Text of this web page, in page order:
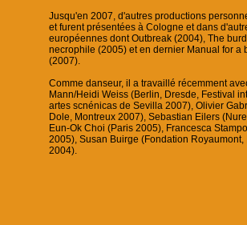
Jusqu'en 2007, d'autres productions
et furent présentées à Cologne et dans
européennes dont Outbreak (2004), The
necrophile (2005) et en dernier Manual for a
(2007).
Comme danseur, il a travaillé récemment
Mann/Heidi Weiss (Berlin, Dresde, Festival
artes scnénicas de Sevilla 2007), Olivier
Dole, Montreux 2007), Sebastian Eilers
Eun-Ok Choi (Paris 2005), Francesca
2005), Susan Buirge (Fondation Royaumont,
2004).